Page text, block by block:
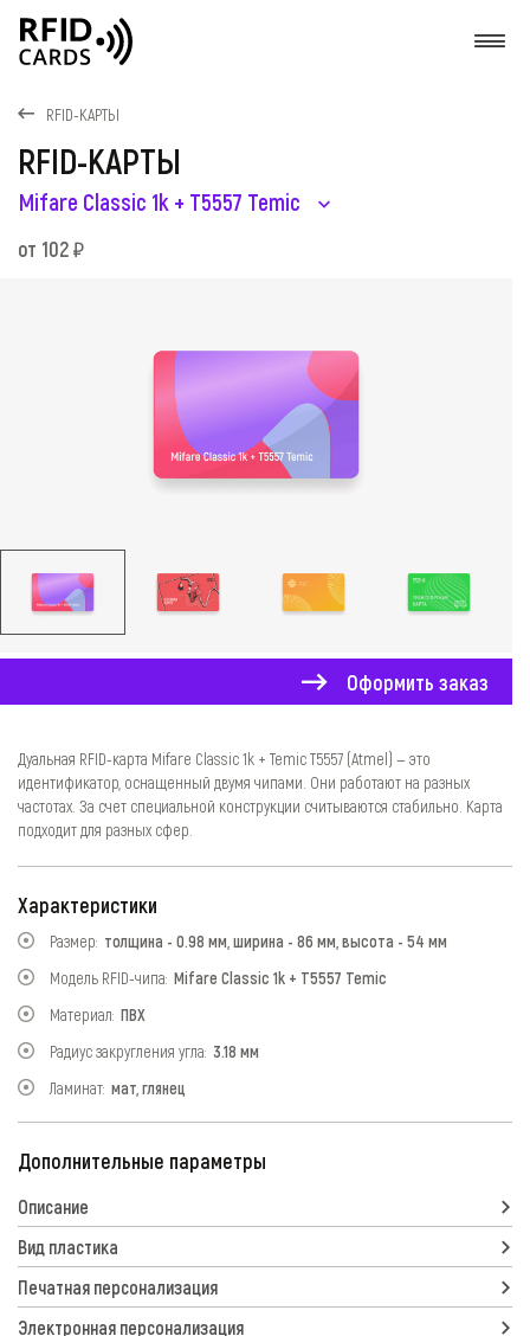
RFID-КАРТЫ
RFID-КАРТЫ
Mifare Classic 1k + T5557 Temic
от 102
Оформить заказ
Дуальная RFID-карта Mifare Classic 1k + Temic T5557 (Atmel) — это
идентификатор, оснащенный двумя чипами. Они работают на разных
частотах. За счет специальной конструкции считываются стабильно. Карта
подходит для разных сфер.
Характеристики
Размер: толщина - 0.98 мм, ширина - 86 мм, высота - 54 мм
Модель RFID-чипа: Mifare Classic 1k + T5557 Temic
Материал: ПВХ
Радиус закругления угла: 3.18 мм
Ламинат: мат, глянец
Дополнительные параметры
Описание
Вид пластика
Печатная персонализация
Электронная персонализация